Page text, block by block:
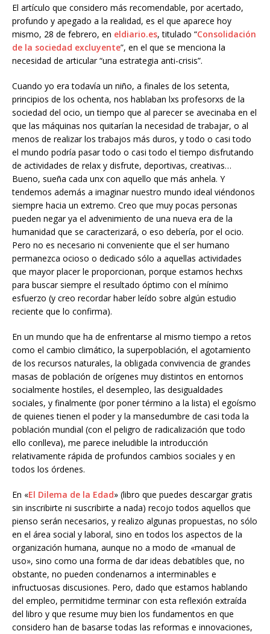
El artículo que considero más recomendable, por acertado,
profundo y apegado a la realidad, es el que aparece hoy
mismo, 28 de febrero, en eldiario.es, titulado “Consolidación
de la sociedad excluyente”, en el que se menciona la
necesidad de articular “una estrategia anti-crisis”.
Cuando yo era todavía un niño, a finales de los setenta,
principios de los ochenta, nos hablaban lxs profesorxs de la
sociedad del ocio, un tiempo que al parecer se avecinaba en el
que las máquinas nos quitarían la necesidad de trabajar, o al
menos de realizar los trabajos más duros, y todo o casi todo
el mundo podría pasar todo o casi todo el tiempo disfrutando
de actividades de relax y disfrute, deportivas, creativas…
Bueno, sueña cada unx con aquello que más anhela. Y
tendemos además a imaginar nuestro mundo ideal viéndonos
siempre hacia un extremo. Creo que muy pocas personas
pueden negar ya el advenimiento de una nueva era de la
humanidad que se caracterizará, o eso debería, por el ocio.
Pero no es necesario ni conveniente que el ser humano
permanezca ocioso o dedicado sólo a aquellas actividades
que mayor placer le proporcionan, porque estamos hechxs
para buscar siempre el resultado óptimo con el mínimo
esfuerzo (y creo recordar haber leído sobre algún estudio
reciente que lo confirma).
En un mundo que ha de enfrentarse al mismo tiempo a retos
como el cambio climático, la superpoblación, el agotamiento
de los recursos naturales, la obligada convivencia de grandes
masas de población de orígenes muy distintos en entornos
socialmente hostiles, el desempleo, las desigualdades
sociales, y finalmente (por poner término a la lista) el egoísmo
de quienes tienen el poder y la mansedumbre de casi toda la
población mundial (con el peligro de radicalización que todo
ello conlleva), me parece ineludible la introducción
relativamente rápida de profundos cambios sociales y en
todos los órdenes.
En «El Dilema de la Edad» (libro que puedes descargar gratis
sin inscribirte ni suscribirte a nada) recojo todos aquellos que
pienso serán necesarios, y realizo algunas propuestas, no sólo
en el área social y laboral, sino en todos los aspectos de la
organización humana, aunque no a modo de «manual de
uso», sino como una forma de dar ideas debatibles que, no
obstante, no pueden condenarnos a interminables e
infructuosas discusiones. Pero, dado que estamos hablando
del empleo, permitidme terminar con esta reflexión extraída
del libro y que resume muy bien los fundamentos en que
considero han de basarse todas las reformas e innovaciones,